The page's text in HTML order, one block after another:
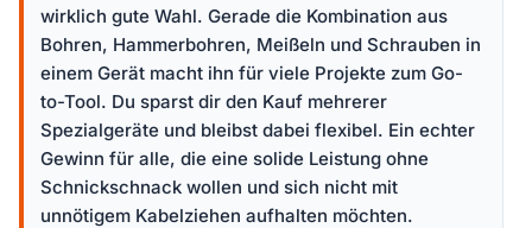
wirklich gute Wahl. Gerade die Kombination aus
Bohren, Hammerbohren, Meißeln und Schrauben in
einem Gerät macht ihn für viele Projekte zum Go-
to-Tool. Du sparst dir den Kauf mehrerer
Spezialgeräte und bleibst dabei flexibel. Ein echter
Gewinn für alle, die eine solide Leistung ohne
Schnickschnack wollen und sich nicht mit
unnötigem Kabelziehen aufhalten möchten.